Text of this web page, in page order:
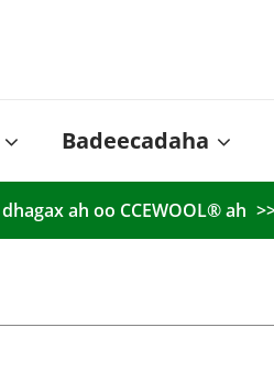
Badeecadaha
ah oo CCEWOOL® ah